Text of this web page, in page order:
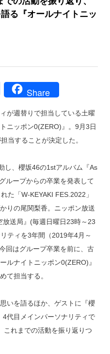
る『オールナイトニッ
F
c
e
o
o
k
Share
が週替りで担当している土曜
ニッポン0(ZERO)』。9月3日
当することが決定した。
し、櫻坂46の1stアルバム『As
ループからの卒業を発表して
た「W-KEYAKI FES.2022」
りの尾関梨香。ニッポン放送
送局』(毎週日曜日23時～23
ティを3年間（2019年4月～
回はグループ卒業を前に、古
ルナイトニッポン0(ZERO)』
て担当する。
いを語るほか、ゲストに『櫻
代目メインパーソナリティで
これまでの活動を振り返りつ